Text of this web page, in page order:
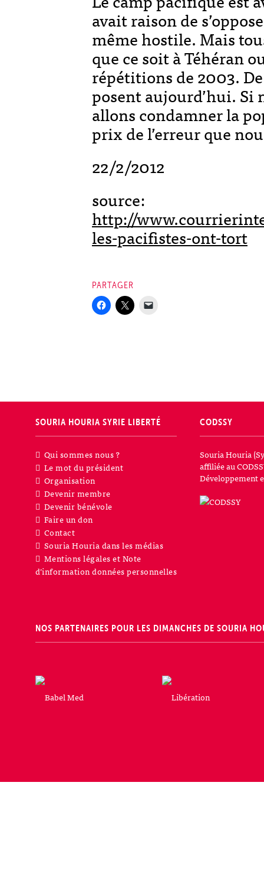
avait raison de
même hostile. Mais
que ce soit à Téhéran
répétitions de 2003.
posent aujourd’hui. Si
allons condamner la
prix de l’erreur que
22/2/2012
source:
http://
les-pacifistes-ont-tort
PARTAGER
SOURIA HOURIA SYRIE LIBERTÉ
Qui sommes nous ?
Le mot du président
Organisation
Devenir membre
Devenir bénévole
Faire un don
Contact
Souria Houria dans les médias
Mentions légales et Note
d’information données personnelles
CODSSY
Souria Houria
affiliée au
Développement
NOS PARTENAIRES POUR LES DIMANCHES DE SOURIA